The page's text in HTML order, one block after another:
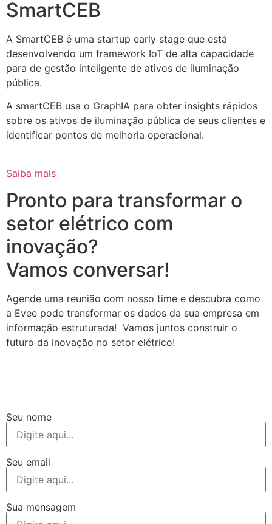
SmartCEB
A SmartCEB é uma startup early stage que está
desenvolvendo um framework IoT de alta capacidade
para de gestão inteligente de ativos de iluminação
pública.
A smartCEB usa o GraphIA para obter insights rápidos
sobre os ativos de iluminação pública de seus clientes e
identificar pontos de melhoria operacional.
Saiba mais
Pronto para transformar o
setor elétrico com
inovação?
Vamos conversar!
Agende uma reunião com nosso time e descubra como
a Evee pode transformar os dados da sua empresa em
informação estruturada! Vamos juntos construir o
futuro da inovação no setor elétrico!
Seu nome
Seu email
Sua mensagem